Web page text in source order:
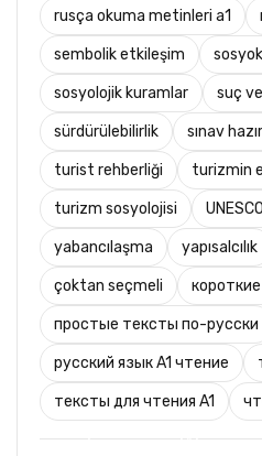
rusça okuma metinleri a1
sembolik etkileşim
sosyolojik kuramlar suç
sürdürülebilirlik sınav
turist rehberliği turizmin
turizm sosyolojisi
yabancılaşma yapısalcılık
çoktan seçmeli
простые тексты по-русски
русский язык A1 чтение
тексты для чтения A1